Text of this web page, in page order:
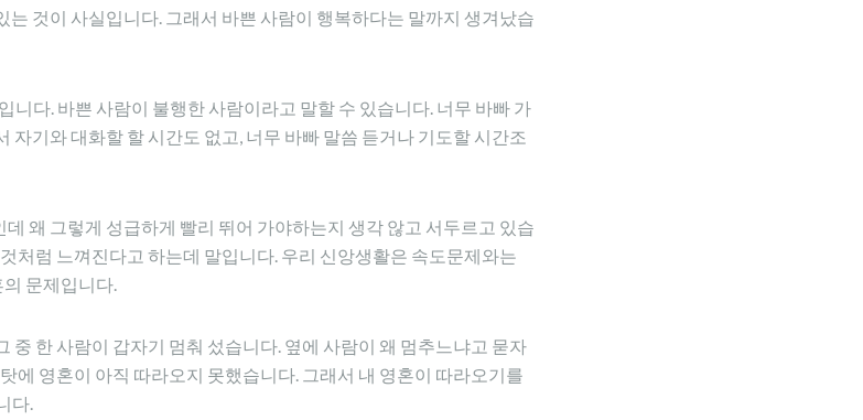
는 것이 사실입니다. 그래서 바쁜 사람이 행복하다는 말까지 생겨났습
니다. 바쁜 사람이 불행한 사람이라고 말할 수 있습니다. 너무 바빠 가
자기와 대화할 할 시간도 없고, 너무 바빠 말씀 듣거나 기도할 시간조
왜 그렇게 성급하게 빨리 뛰어 가야하는지 생각 않고 서두르고 있습
처럼 느껴진다고 하는데 말입니다. 우리 신앙생활은 속도문제와는
문제입니다.
중 한 사람이 갑자기 멈춰 섰습니다. 옆에 사람이 왜 멈추느냐고 묻자
에 영혼이 아직 따라오지 못했습니다. 그래서 내 영혼이 따라오기를
다.